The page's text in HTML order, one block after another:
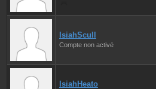
IsiahScull
Compte non activé
IsiahHeato